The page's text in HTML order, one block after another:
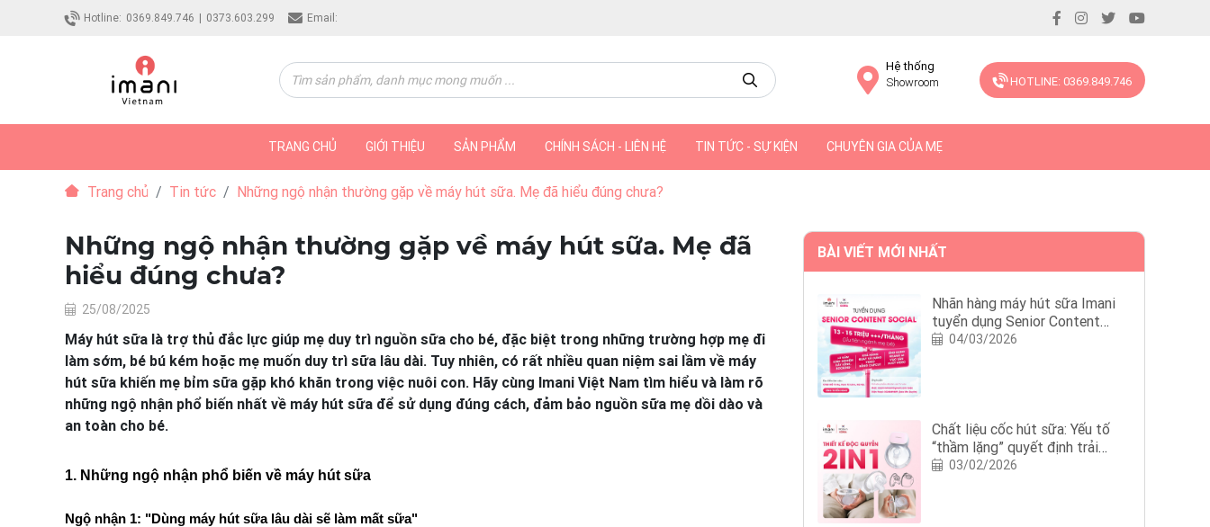
Hotline: 0369.849.746 | 0373.603.299 Email:
Hệ thống
Showroom
HOTLINE: 0369.849.746
TRANG CHỦ GIỚI THIỆU SẢN PHẨM CHÍNH SÁCH - LIÊN HỆ TIN TỨC - SỰ KIỆN CHUYÊN GIA CỦA MẸ
Trang chủ Tin tức Những ngộ nhận thường gặp về máy hút sữa. Mẹ đã hiểu đúng chưa?
Những ngộ nhận thường gặp về máy hút sữa. Mẹ đã
hiểu đúng chưa?
25/08/2025
Máy hút sữa là trợ thủ đắc lực giúp mẹ duy trì nguồn sữa cho bé, đặc biệt trong những trường hợp mẹ đi
làm sớm, bé bú kém hoặc mẹ muốn duy trì sữa lâu dài. Tuy nhiên, có rất nhiều quan niệm sai lầm về máy
hút sữa khiến mẹ bỉm sữa gặp khó khăn trong việc nuôi con. Hãy cùng Imani Việt Nam tìm hiểu và làm rõ
những ngộ nhận phổ biến nhất về máy hút sữa để sử dụng đúng cách, đảm bảo nguồn sữa mẹ dồi dào và
an toàn cho bé.
1. Những ngộ nhận phổ biến về máy hút sữa
Ngộ nhận 1: "Dùng máy hút sữa lâu dài sẽ làm mất sữa"
BÀI VIẾT MỚI NHẤT
Nhãn hàng máy hút sữa Imani
tuyển dụng Senior Content
Social
04/03/2026
Chất liệu cốc hút sữa: Yếu tố
“thầm lặng” quyết định trải
nghiệm hút sữa của mẹ
03/02/2026